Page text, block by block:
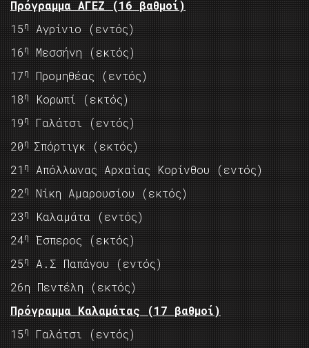
Πρόγραμμα ΑΓΕΖ (16 βαθμοί)
15η
Αγρίνιο (εντός)
16η
Μεσσήνη (εκτός)
17η
Προμηθέας (εντός)
18η
Κορωπί (εκτός)
19η
Γαλάτσι (εντός)
20η Σπόρτιγκ (εκτός)
21 η
Απόλλωνας Αρχαίας Κορίνθου (εντός)
22η
Νίκη Αμαρουσίου (εκτός)
23η
Καλαμάτα (εντός)
24η
Έσπερος (εκτός)
25η
Α.Σ Παπάγου (εντός)
26η Πεντέλη (εκτός)
Πρόγραμμα Καλαμάτας (17 βαθμοί)
15η
Γαλάτσι (εντός)